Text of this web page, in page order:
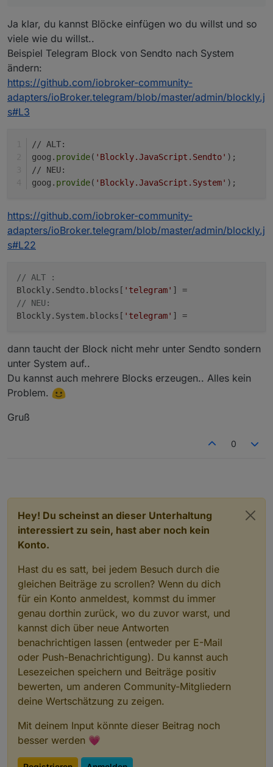
Ja klar, du kannst Blöcke einfügen wo du willst und so
viele wie du willst..
Beispiel Telegram Block von Sendto nach System
ändern:
https://github.com/iobroker-community-
adapters/ioBroker.telegram/blob/master/admin/blockly.j
s#L3
// ALT:
goog. provide( 'Blockly.JavaScript.Sendto' );
// NEU:
goog. provide( 'Blockly.JavaScript.System' );
https://github.com/iobroker-community-
adapters/ioBroker.telegram/blob/master/admin/blockly.j
s#L22
// ALT :
Blockly.Sendto.blocks[ 'telegram'
// NEU:
Blockly.System.blocks[ 'telegram'
dann taucht der Block nicht mehr unter Sendto sondern
unter System auf..
Du kannst auch mehrere Blocks erzeugen.. Alles kein
Problem.
Gruß
0
Hey! Du scheinst an dieser Unterhaltung
interessiert zu sein, hast aber noch kein
Konto.
Hast du es satt, bei jedem Besuch durch die
gleichen Beiträge zu scrollen? Wenn du dich
für ein Konto anmeldest, kommst du immer
genau dorthin zurück, wo du zuvor warst, und
kannst dich über neue Antworten
benachrichtigen lassen (entweder per E-Mail
oder Push-Benachrichtigung). Du kannst auch
Lesezeichen speichern und Beiträge positiv
bewerten, um anderen Community-Mitgliedern
deine Wertschätzung zu zeigen.
Mit deinem Input könnte dieser Beitrag noch
besser werden 💗